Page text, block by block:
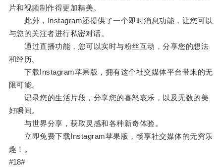
片和视频制作得更加精美。
此外，Instagram还提供了一个即时消息功能，让您可以
与您的关注者进行私密对话。
通过直播功能，您可以实时与粉丝互动，分享您的想法
和经历。
下载Instagram苹果版，拥有这个社交媒体平台带来的无
限可能。
记录您的生活片段，分享您的喜怒哀乐，以及无数的美
好瞬间。
与世界分享，获取灵感和各种新奇体验。
立即免费下载Instagram苹果版，畅享社交媒体的无穷乐
趣！。
#18#